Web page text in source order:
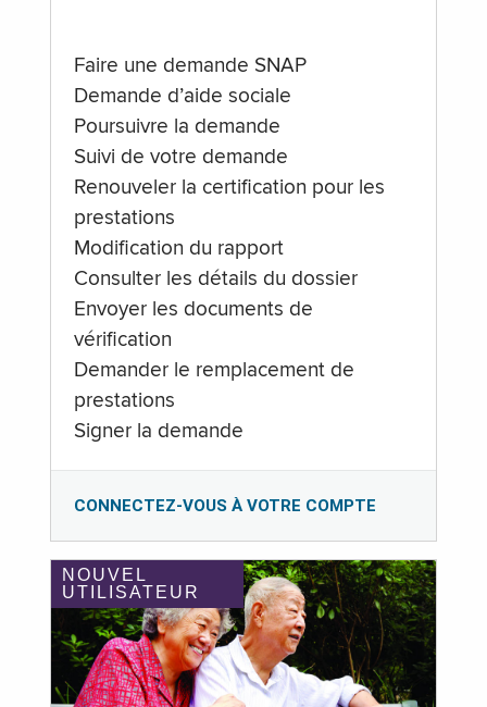
Faire une demande SNAP
Demande d’aide sociale
Poursuivre la demande
Suivi de votre demande
Renouveler la certification pour les
prestations
Modification du rapport
Consulter les détails du dossier
Envoyer les documents de
vérification
Demander le remplacement de
prestations
Signer la demande
CONNECTEZ-VOUS À VOTRE COMPTE
NOUVEL
UTILISATEUR